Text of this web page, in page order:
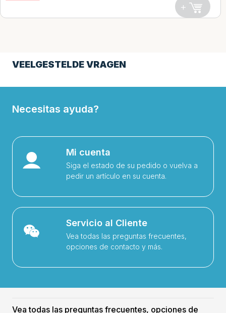
+
VEELGESTELDE VRAGEN
Necesitas ayuda?
Mi cuenta
Siga el estado de su pedido o vuelva a
pedir un artículo en su cuenta.
Servicio al Cliente
Vea todas las preguntas frecuentes,
opciones de contacto y más.
Vea todas las preguntas frecuentes, opciones de